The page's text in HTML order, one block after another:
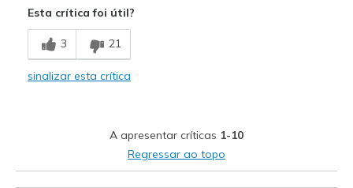
Contras
Wear Out Quickly
Esta crítica foi útil?
3 21
sinalizar esta crítica
A apresentar críticas 1-10
Regressar ao topo